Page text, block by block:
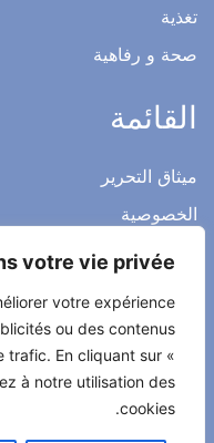
votre vie privée.
votre expérience
ou des contenus
trafic. En cliquant sur «
à notre utilisation des
cookies.
تغذية
صحة و رفاهية
القائمة
ميثاق التحرير
الخصوصية
الاشعار القانوني
اتصل بنا